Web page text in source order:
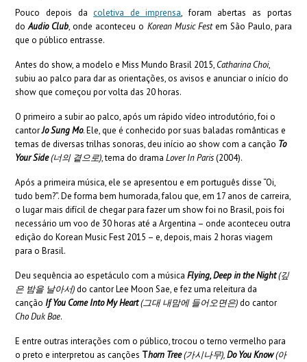
Pouco depois dacoletiva de imprensa,foram abertas as portas
doAudio Club, onde aconteceu o Korean Music Festem São Paulo, para
que o público entrasse.
Antes do show, a modelo e Miss Mundo Brasil 2015, Catharina Choi,
subiu ao palco para dar as orientações, os avisos e anunciar o início do
show que começou por volta das 20 horas.
O primeiro a subir ao palco, após um rápido vídeo introdutório, foi o
cantorJo Sung Mo. Ele, que é conhecido por suas baladas românticas e
temas de diversas trilhas sonoras, deu início ao show com a canção To
Your Side(너의 곁으로), tema do dramaLover In Paris(2004).
Após a primeira música, ele se apresentou e em português disse “Oi,
tudo bem?”. De forma bem humorada, falou que, em 17 anos de carreira,
o lugar mais difícil de chegar para fazer um show foi no Brasil, pois foi
necessário um voo de 30 horas até a Argentina – onde aconteceu outra
edição do Korean Music Fest 2015 – e, depois, mais 2 horas viagem
para o Brasil.
Deu sequência ao espetáculo com a músicaFlying, Deep in the Night(깊
은 밤을 날아서)do cantor Lee Moon Sae, e fez uma releitura da
cançãoIf You Come Into My Heart(그대 내맘에 들어오면은)do cantor
Cho Duk Bae.
E entre outras interações com o público, trocou o terno vermelho para
o preto e interpretou as canções Thorn Tree(가시나무),Do You Know(아